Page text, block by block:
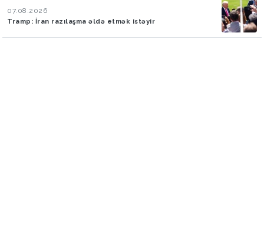
07.08.2026
Tramp: İran razılaşma əldə etmək istəyir